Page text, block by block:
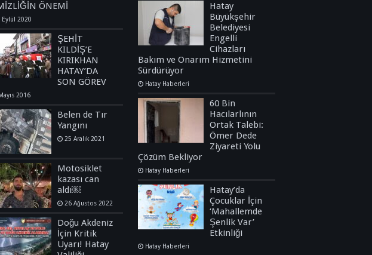
ÖNEMİ
Eylül 2020
ŞEHİT
KILDİŞ’E
KIRIKHAN
HATAY’DA
SON GÖREV
2016
Belen de Tır
Yangını
25 Aralık 2021
Motosiklet
kazası can
aldı￼
26 Ağustos 2022
Doğu Akdeniz
İçin Kritik
Uyarı! Hatay
Hatay
Büyükşehir
Belediyesi
Engelli
Cihazları
Bakım ve Onarım Hizmetini
Sürdürüyor
Hatay Haberleri
60 Bin
Hacılarlının
Ortak Talebi:
Ömer Dede
Ziyareti Yolu
Çözüm Bekliyor
Hatay Haberleri
Hatay’da
Çocuklar İçin
‘Mahallemde
Şenlik Var’
Etkinliği
Hatay Haberleri